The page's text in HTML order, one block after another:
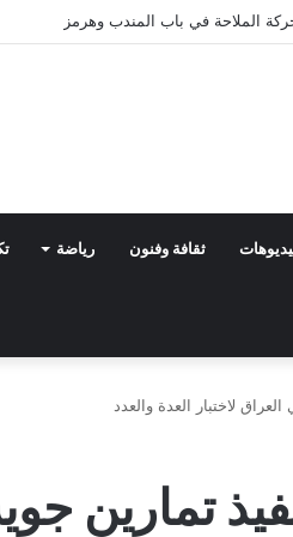
ثقافة وفنون رياضة
لاختبار العدة والعدد
تمارين